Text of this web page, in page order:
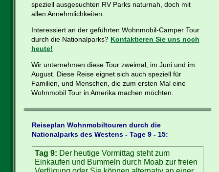
speziell ausgesuchten RV Parks naturnah, doch mit
allen Annehmlichkeiten.
Interessiert an der geführten Wohnmobil-Camper Tour
durch die Nationalparks? Kontaktieren Sie uns noch
heute!
Wir unternehmen diese Tour zweimal, im Juni und im
August. Diese Reise eignet sich auch speziell für
Familien, und Menschen, die zum ersten Mal eine
Wohnmobil Tour in Amerika machen möchten.
Reiseplan Wohnmobiltouren durch die
Nationalparks des Westens - Tage 9 - 15:
Tag 9: Der heutige Vormittag steht zum
Einkaufen und Bummeln durch Moab zur freien